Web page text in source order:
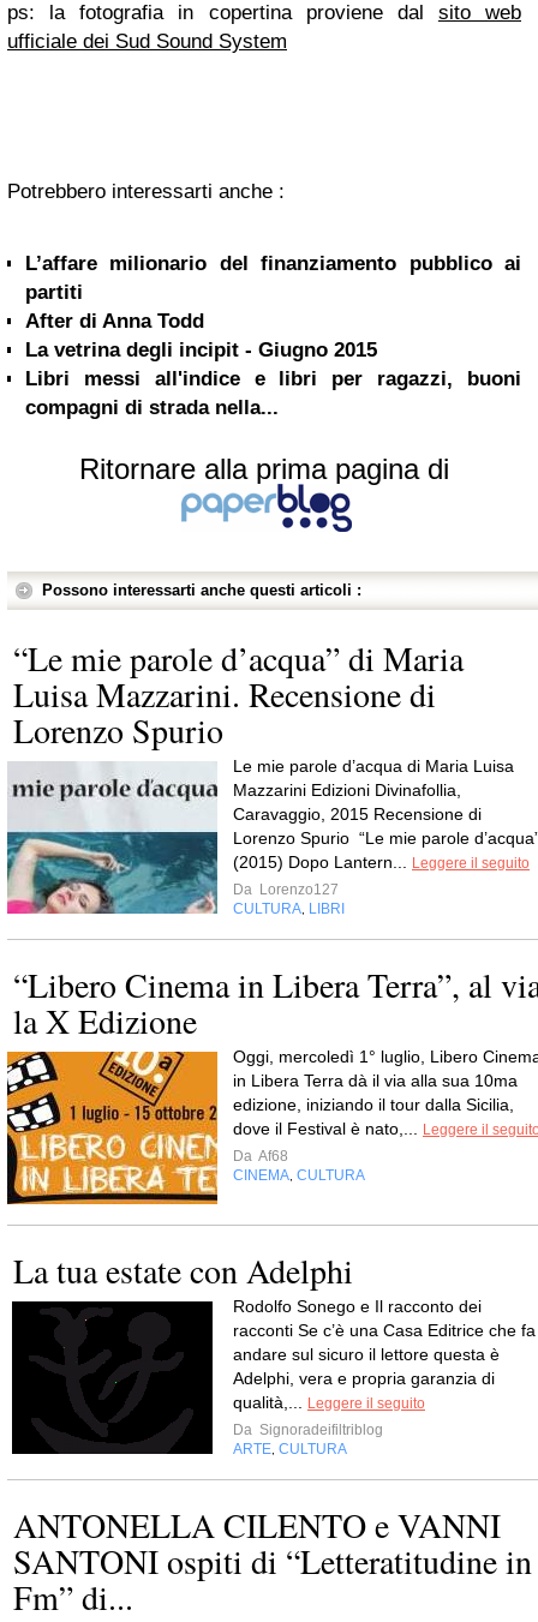
ps: la fotografia in copertina proviene dal sito web
ufficiale dei Sud Sound System
Potrebbero interessarti anche :
L’affare milionario del finanziamento pubblico ai
partiti
After di Anna Todd
La vetrina degli incipit - Giugno 2015
Libri messi all'indice e libri per ragazzi, buoni
compagni di strada nella...
Ritornare alla prima pagina di
Possono interessarti anche questi articoli :
“Le mie parole d’acqua” di Maria
Luisa Mazzarini. Recensione di
Lorenzo Spurio
Le mie parole d’acqua di Maria Luisa
Mazzarini Edizioni Divinafollia,
Caravaggio, 2015 Recensione di
Lorenzo Spurio “Le mie parole
(2015) Dopo Lantern...
Leggere il seguito
Da Lorenzo127
CULTURA LIBRI
“Libero Cinema in Libera Terra”, al
la X Edizione
Oggi, mercoledì 1° luglio, Libero
in Libera Terra dà il via alla sua 10ma
edizione, iniziando il tour dalla Sicilia,
dove il Festival è nato,...
Leggere il
Da Af68
CINEMA CULTURA
La tua estate con Adelphi
Rodolfo Sonego e Il racconto dei
racconti Se c’è una Casa Editrice che fa
andare sul sicuro il lettore questa è
Adelphi, vera e propria garanzia di
qualità,...
Leggere il seguito
Da Signoradeifiltriblog
ARTE CULTURA
ANTONELLA CILENTO e VANNI
SANTONI ospiti di “Letteratitudine in
Fm” di...